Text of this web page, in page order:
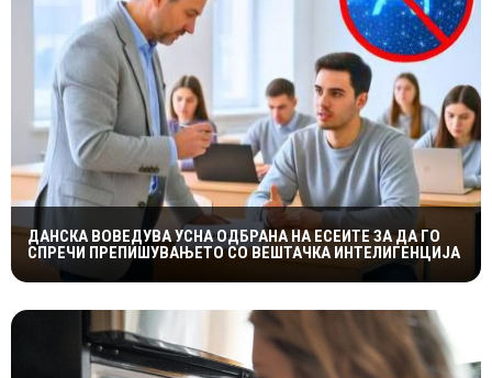
ДАНСКА ВОВЕДУВА УСНА ОДБРАНА НА ЕСЕИТЕ ЗА ДА ГО
СПРЕЧИ ПРЕПИШУВАЊЕТО СО ВЕШТАЧКА ИНТЕЛИГЕНЦИЈА